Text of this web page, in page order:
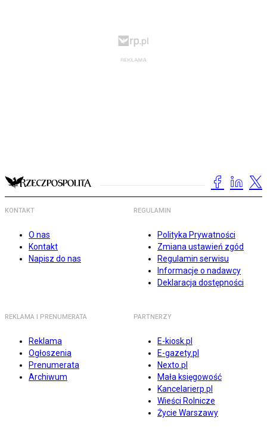
KONTAKT
O nas
Kontakt
Napisz do nas
REGULAMIN
Polityka Prywatności
Zmiana ustawień zgód
Regulamin serwisu
Informacje o nadawcy
Deklaracja dostępności
REKLAMA I PRENUMERATA
Reklama
Ogłoszenia
Prenumerata
Archiwum
PARTNERZY
E-kiosk.pl
E-gazety.pl
Nexto.pl
Mała księgowość
Kancelarierp.pl
Wieści Rolnicze
Życie Warszawy